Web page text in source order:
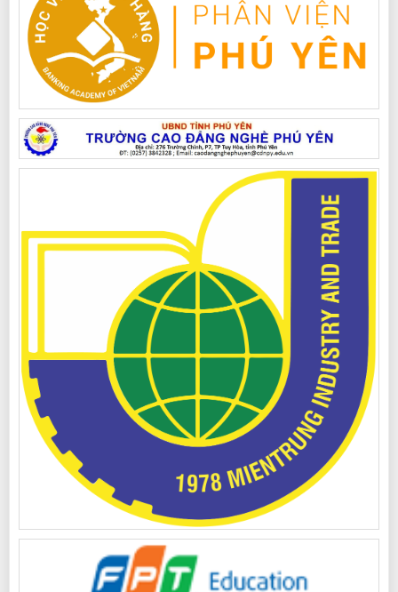
Thông tư Ban hành Chương trình giáo dục quốc phòng và an ninh
trong trường trung học phổ thông
Ban hành Chương trình giáo dục quốc phòng và an ninh trong trường
trung học phổ thông
Lượt xem : 2557 | Lượt tải: 0
Thông tư Ban hành chương trình, giáo trình môn học Giáo dục
quốc phòng và an ninh dùng cho trình bộ trung cấp nghề, trình
độ cao đẳng nghề
Ban hành chương trình, giáo trình môn học Giáo dục quốc phòng và an
ninh dùng cho trình bộ trung cấp nghề, trình độ cao đẳng nghề